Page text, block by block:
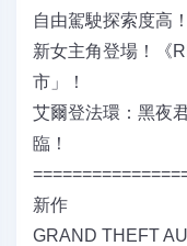
自由駕駛探索度高！
新女主角登場！《
市」！
艾爾登法環：黑夜
臨！
新作
GRAND THEFT